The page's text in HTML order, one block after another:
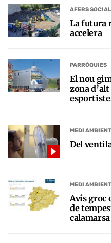
AFERS
La futura
accelera
PARRÒQUIES
El nou
zona
MEDI AMBIENT
Del
MEDI AMBIENT
Avís groc
de
calamarsa